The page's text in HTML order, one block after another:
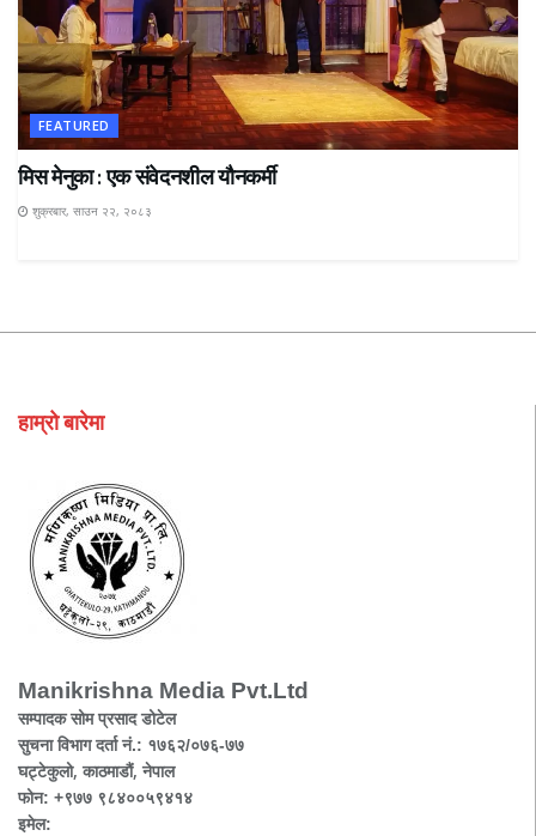
FEATURED
मिस मेनुका : एक संवेदनशील यौनकर्मी
शुक्रबार, साउन २२, २०८३
हाम्रो बारेमा
Manikrishna Media Pvt.Ltd
सम्पादक सोम प्रसाद डोटेल
सुचना विभाग दर्ता नं.: १७६२/०७६-७७
घट्टेकुलो, काठमाडौं, नेपाल
फोन: +९७७ ९८४००५९४१४
इमेल: